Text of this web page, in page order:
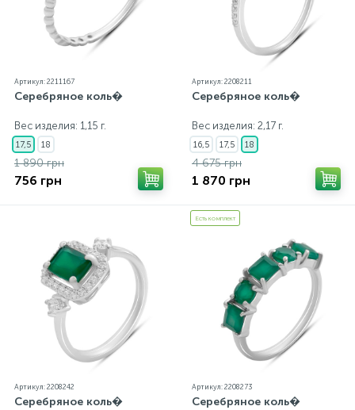
Артикул: 2211167
Серебряное коль�
Вес изделия: 1,15 г.
17,5 18
1 890 грн
756 грн
Артикул: 2208211
Серебряное коль�
Вес изделия: 2,17 г.
16,5 17,5 18
4 675 грн
1 870 грн
Артикул: 2208242
Серебряное коль�
Есть комплект
Артикул: 2208273
Серебряное коль�